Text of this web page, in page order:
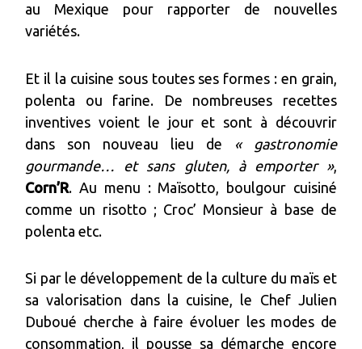
au Mexique pour rapporter de nouvelles
variétés.
Et il la cuisine sous toutes ses formes : en grain,
polenta ou farine. De nombreuses recettes
inventives voient le jour et sont à découvrir
dans son nouveau lieu de
« gastronomie
gourmande… et sans gluten, à emporter »,
Corn’R. Au menu : Maïsotto, boulgour cuisiné
comme un risotto ; Croc’ Monsieur à base de
polenta etc.
Si par le développement de la culture du maïs et
sa valorisation dans la cuisine, le Chef Julien
Duboué cherche à faire évoluer les modes de
consommation, il pousse sa démarche encore